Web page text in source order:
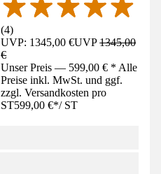
(4)
UVP: 1345,00 €UVP1345,00
€
Unser Preis — 599,00 € * Alle
Preise inkl. MwSt. und ggf.
zzgl. Versandkosten pro
ST599,00 €*/ ST